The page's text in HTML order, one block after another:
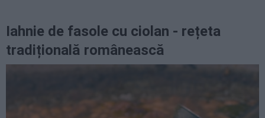
Iahnie de fasole cu ciolan - rețeta
tradițională românească